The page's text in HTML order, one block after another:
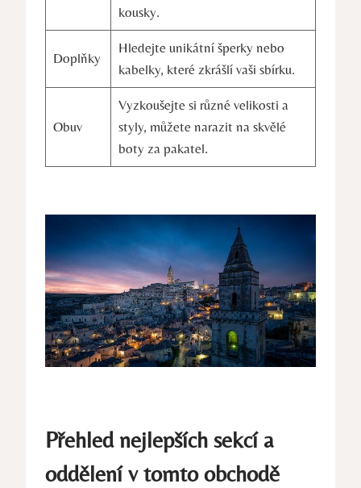
kousky.
Doplňky
Hledejte unikátní šperky nebo
kabelky, které zkrášlí vaši sbírku.
Obuv
Vyzkoušejte si různé velikosti a
styly, můžete narazit na skvělé
boty za pakatel.
Přehled nejlepších sekcí a
oddělení v tomto obchodě